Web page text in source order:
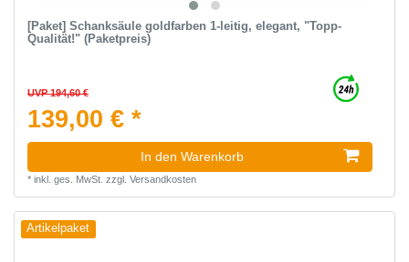
[Paket] Schanksäule goldfarben 1-leitig, elegant, "Topp-
Qualität!" (Paketpreis)
UVP 194,60 €
139,00 € *
In den Warenkorb
* inkl. ges. MwSt. zzgl. Versandkosten
Artikelpaket